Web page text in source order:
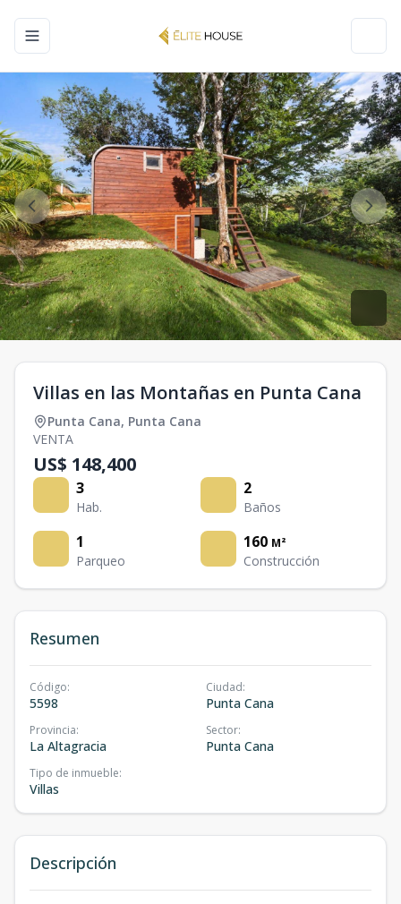
Toggle navigation menu
Villas en las Montañas en Punta Cana
Punta Cana, Punta Cana
VENTA
US$ 148,400
3
Hab.
2
Baños
1
Parqueo
160 M²
Construcción
Resumen
Código:
5598
Ciudad:
Punta Cana
Provincia:
La Altagracia
Sector:
Punta Cana
Tipo de inmueble:
Villas
Descripción